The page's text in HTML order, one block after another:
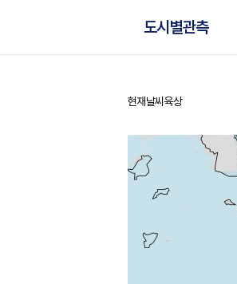
도시별관측
홈
현재날씨 육상